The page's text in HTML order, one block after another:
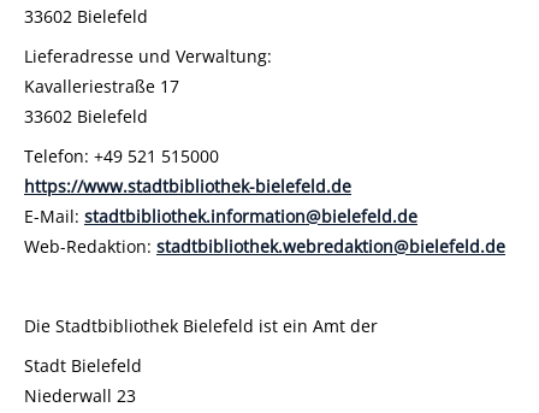
33602 Bielefeld
Lieferadresse und Verwaltung:
Kavalleriestraße 17
33602 Bielefeld
Telefon: +49 521 515000
https://www.stadtbibliothek-bielefeld.de
E-Mail: stadtbibliothek.information@bielefeld.de
Web-Redaktion: stadtbibliothek.webredaktion@bielefeld.de
Die Stadtbibliothek Bielefeld ist ein Amt der
Stadt Bielefeld
Niederwall 23